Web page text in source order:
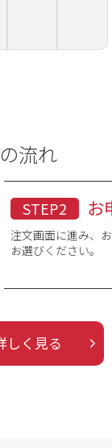
流れ
STEP2 お
注文画面に進み、
お選びください。
しく見る